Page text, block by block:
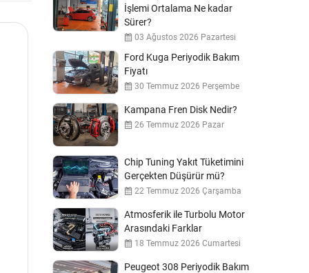
İşlemi Ortalama Ne kadar
Sürer?
03 Ağustos 2026 Pazartesi
Ford Kuga Periyodik Bakım
Fiyatı
30 Temmuz 2026 Perşembe
Kampana Fren Disk Nedir?
26 Temmuz 2026 Pazar
Chip Tuning Yakıt Tüketimini
Gerçekten Düşürür mü?
22 Temmuz 2026 Çarşamba
Atmosferik ile Turbolu Motor
Arasındaki Farklar
18 Temmuz 2026 Cumartesi
Peugeot 308 Periyodik Bakım